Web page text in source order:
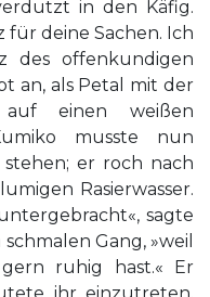
in den Käfig.
für deine Sachen. Ich
des offenkundigen
an, als Petal mit der
einen weißen
musste nun
er roch nach
Rasierwasser.
sagte
Gang, »weil
ruhig hast.« Er